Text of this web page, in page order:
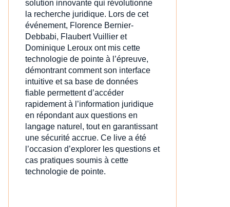
solution innovante qui révolutionne
la recherche juridique. Lors de cet
événement, Florence Bernier-
Debbabi, Flaubert Vuillier et
Dominique Leroux ont mis cette
technologie de pointe à l’épreuve,
démontrant comment son interface
intuitive et sa base de données
fiable permettent d’accéder
rapidement à l’information juridique
en répondant aux questions en
langage naturel, tout en garantissant
une sécurité accrue. Ce live a été
l’occasion d’explorer les questions et
cas pratiques soumis à cette
technologie de pointe.